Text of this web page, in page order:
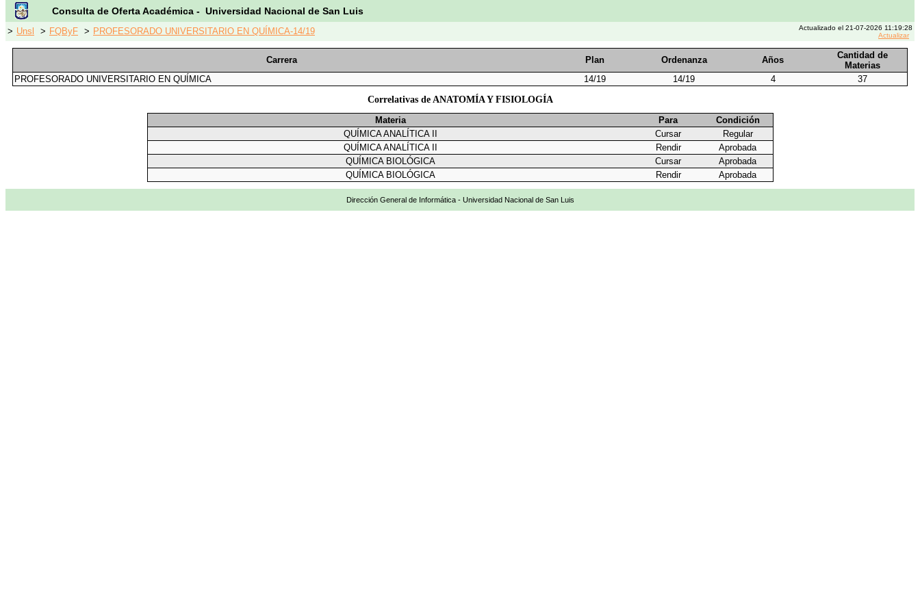
Consulta de Oferta Académica - Universidad Nacional de San Luis
> Unsl > FQByF > PROFESORADO UNIVERSITARIO EN QUÍMICA-14/19
Actualizado el 21-07-2026 11:19:28
Actualizar
Carrera Plan Ordenanza Años
Cantidad de
Materias
PROFESORADO UNIVERSITARIO EN QUÍMICA
14/19 14/19 4
37
Correlativas de ANATOMÍA Y FISIOLOGÍA
Materia Para
Condición
QUÍMICA ANALÍTICA II
Cursar
Regular
QUÍMICA ANALÍTICA II
Rendir
Aprobada
QUÍMICA BIOLÓGICA
Cursar
Aprobada
QUÍMICA BIOLÓGICA
Rendir Aprobada
Dirección General de Informática - Universidad Nacional de San Luis